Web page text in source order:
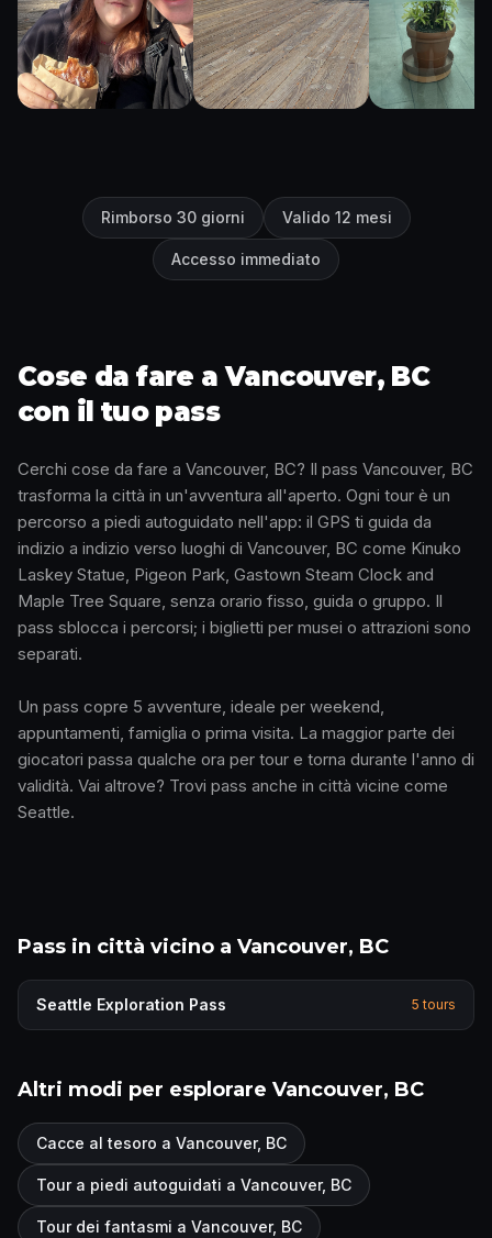
Rimborso 30 giorni Valido 12 mesi
Accesso immediato
Cose da fare a Vancouver, BC
con il tuo pass
Cerchi cose da fare a Vancouver, BC? Il pass Vancouver, BC
trasforma la città in un'avventura all'aperto. Ogni tour è un
percorso a piedi autoguidato nell'app: il GPS ti guida da
indizio a indizio verso luoghi di Vancouver, BC come Kinuko
Laskey Statue, Pigeon Park, Gastown Steam Clock and
Maple Tree Square, senza orario fisso, guida o gruppo. Il
pass sblocca i percorsi; i biglietti per musei o attrazioni sono
separati.
Un pass copre 5 avventure, ideale per weekend,
appuntamenti, famiglia o prima visita. La maggior parte dei
giocatori passa qualche ora per tour e torna durante l'anno di
validità. Vai altrove? Trovi pass anche in città vicine come
Seattle.
Pass in città vicino a Vancouver, BC
Seattle Exploration Pass 5 tours
Altri modi per esplorare Vancouver, BC
Cacce al tesoro a Vancouver, BC
Tour a piedi autoguidati a Vancouver, BC
Tour dei fantasmi a Vancouver, BC